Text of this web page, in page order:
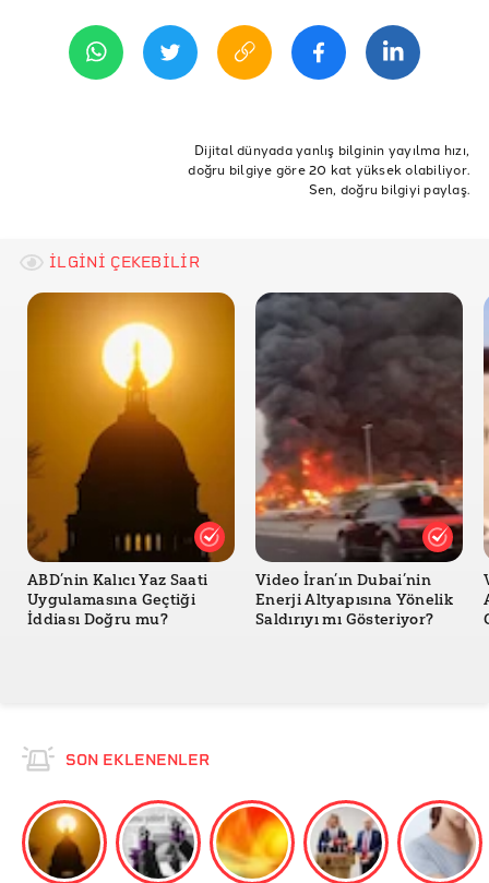
REFERANSLAR
TikTok - milos.svrcek
İran İsrail Amerika Savaşı İran Tel Aviv
Dijital dünyada yanlış bilginin yayılma hızı,
doğru bilgiye göre 20 kat yüksek olabiliyor.
Sen, doğru bilgiyi paylaş.
İLGİNİ ÇEKEBİLİR
ABD’nin Kalıcı Yaz Saati
Uygulamasına Geçtiği
İddiası Doğru mu?
Video İran’ın Dubai’nin
Enerji Altyapısına Yönelik
Saldırıyı mı Gösteriyor?
SON EKLENENLER